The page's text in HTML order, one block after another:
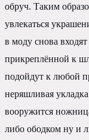
обруч. Таким
увлекаться
в моду снова
прикреплённой к
подойдут к любой
неряшливая
вооружится
либо ободком ну и